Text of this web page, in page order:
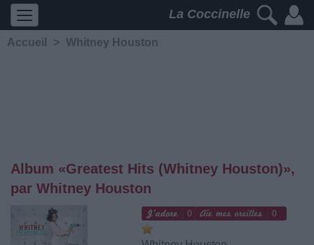
La Coccinelle
Accueil > Whitney Houston
Album «Greatest Hits (Whitney Houston)»,
par Whitney Houston
0 0